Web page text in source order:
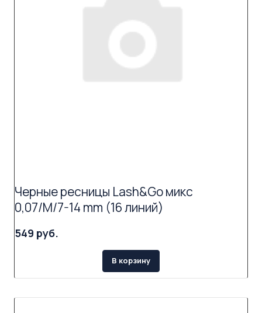
Черные ресницы Lash&Go микс
0,07/M/7-14 mm (16 линий)
549 руб.
В корзину